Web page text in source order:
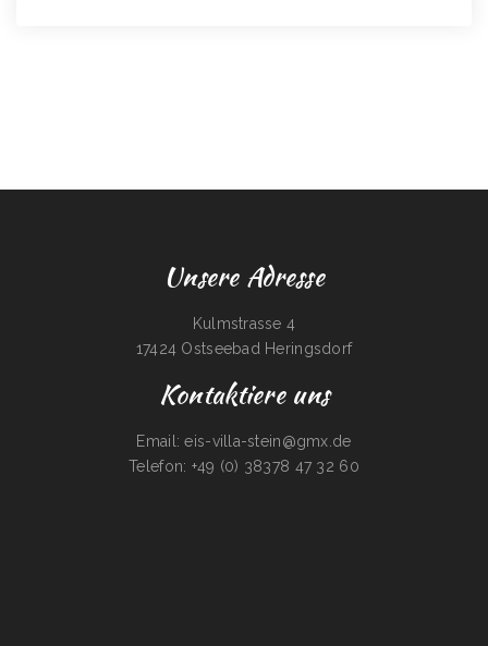
Unsere Adresse
Kulmstrasse 4
17424 Ostseebad Heringsdorf
Kontaktiere uns
Email: eis-villa-stein@gmx.de
Telefon: +49 (0) 38378 47 32 60